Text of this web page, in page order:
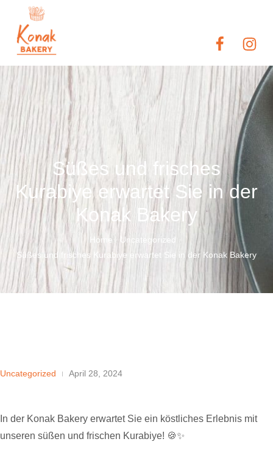
Süßes und frisches
Kurabiye erwartet Sie in der
Konak Bakery
Home / Uncategorized
Süßes und frisches Kurabiye erwartet Sie in der Konak Bakery
Uncategorized April 28, 2024
In der Konak Bakery erwartet Sie ein köstliches Erlebnis mit
unseren süßen und frischen Kurabiye! 🍪✨